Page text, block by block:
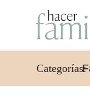
Categorías: